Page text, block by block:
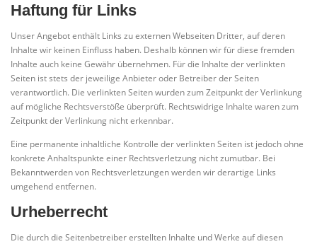
Haftung für Links
Unser Angebot enthält Links zu externen Webseiten Dritter, auf deren
Inhalte wir keinen Einfluss haben. Deshalb können wir für diese fremden
Inhalte auch keine Gewähr übernehmen. Für die Inhalte der verlinkten
Seiten ist stets der jeweilige Anbieter oder Betreiber der Seiten
verantwortlich. Die verlinkten Seiten wurden zum Zeitpunkt der Verlinkung
auf mögliche Rechtsverstöße überprüft. Rechtswidrige Inhalte waren zum
Zeitpunkt der Verlinkung nicht erkennbar.
Eine permanente inhaltliche Kontrolle der verlinkten Seiten ist jedoch ohne
konkrete Anhaltspunkte einer Rechtsverletzung nicht zumutbar. Bei
Bekanntwerden von Rechtsverletzungen werden wir derartige Links
umgehend entfernen.
Urheberrecht
Die durch die Seitenbetreiber erstellten Inhalte und Werke auf diesen